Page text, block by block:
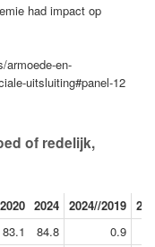
had impact op
armoede-en-
uitsluiting#panel-12
of redelijk,
2020 2024 2024//2019
83.1 84.8
0.9